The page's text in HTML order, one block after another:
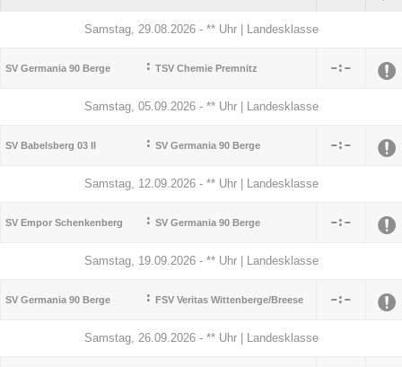
Samstag, 29.08.2026 - ** Uhr | Landesklasse
SV Germania 90 Berge : TSV Chemie Premnitz :
Samstag, 05.09.2026 - ** Uhr | Landesklasse
SV Babelsberg 03 II : SV Germania 90 Berge :
Samstag, 12.09.2026 - ** Uhr | Landesklasse
SV Empor Schenkenberg : SV Germania 90 Berge :
Samstag, 19.09.2026 - ** Uhr | Landesklasse
SV Germania 90 Berge : FSV Veritas Wittenberge/​Breese :
Samstag, 26.09.2026 - ** Uhr | Landesklasse